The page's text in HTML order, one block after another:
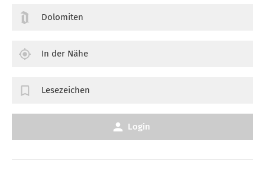
Dolomiten
In der Nähe
Lesezeichen
Login